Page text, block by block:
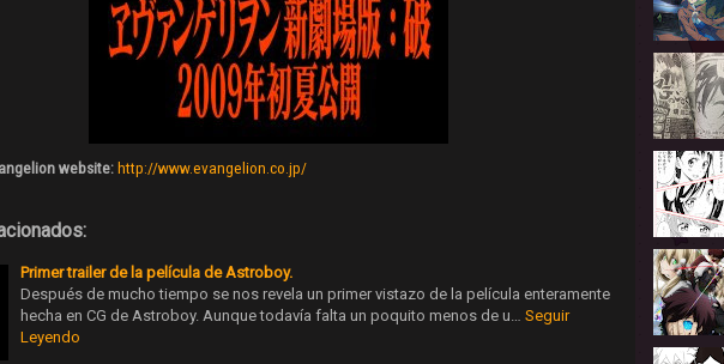
website: http://www.evangelion.co.jp/
Primer trailer de la película de Astroboy.
Después de mucho tiempo se nos revela un primer vistazo de la película enteramente
hecha en CG de Astroboy. Aunque todavía falta un poquito menos de u… Seguir
Leyendo